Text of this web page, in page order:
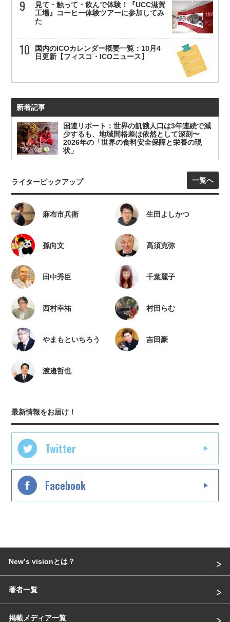
見て・触って・飲んで体験！『UCC滋賀
工場』コーヒー体験ツアーに参加してみ
た
国内のICOカレンダー概要一覧：10月4
日更新【フィスコ・ICOニュース】
新着記事
国連リポート：世界の飢餓人口は3年連続で減
少するも、地域間格差は依然として深刻〜
2026年の「世界の食料安全保障と栄養の現
状」
ライターピックアップ 一覧へ
麻布市兵衛 生田よしかつ
孫向文 高須克弥
田中秀臣 千葉麗子
西村幸祐 村田らむ
やまもといちろう 吉田豪
渡邉哲也
最新情報をお届け！
Twitter
Facebook
Newʼs visionとは？
著者一覧
掲載メディア一覧